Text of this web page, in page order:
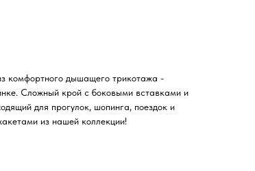
комфортного дышащего трикотажа -
Сложный крой с боковыми вставками и
для прогулок, шопинга, поездок и
из нашей коллекции!